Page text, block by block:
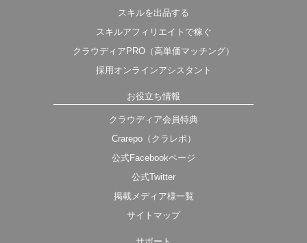
スキルを出品する
スキルアフィリエイトで稼ぐ
クラウディアPRO（高単価マッチング）
採用オンラインアシスタント
お役立ち情報
クラウディア会員特典
Crarepo（クラレポ）
公式Facebookページ
公式Twitter
掲載メディア様一覧
サイトマップ